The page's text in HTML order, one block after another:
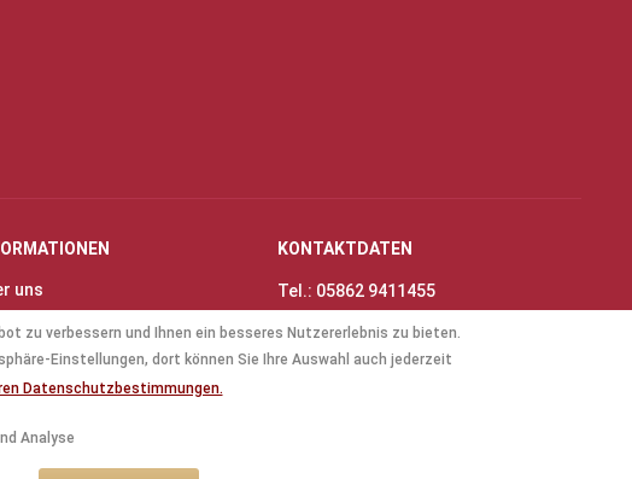
uns
& Öffnungszeiten
Blockflöten
Blockflöten
KONTAKTDATEN
Tel.: 05862 9411455
info@thinas-toene.de
zu verbessern und Ihnen ein besseres Nutzererlebnis zu bieten.
Einstellungen, dort können Sie Ihre Auswahl auch jederzeit
Datenschutzbestimmungen.
Analyse